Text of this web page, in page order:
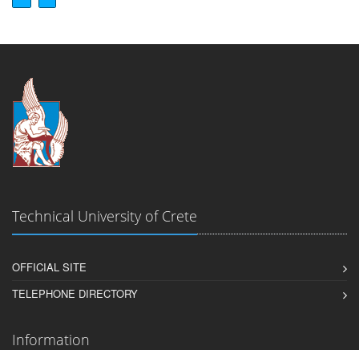
Technical University of Crete
OFFICIAL SITE
TELEPHONE DIRECTORY
Information